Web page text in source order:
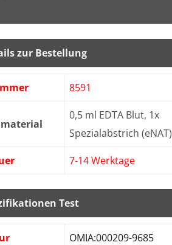
zur Bestellung
8591
0,5 ml EDTA Blut, 1x
Spezialabstrich (eNAT)
7-14 Werktage
Test
OMIA:000209-9685